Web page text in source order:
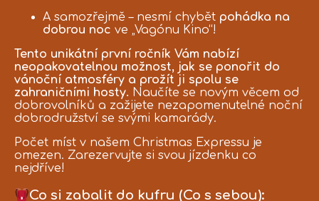
A samozřejmě – nesmí chybět pohádka na
dobrou noc ve „Vagónu Kino“!
Tento unikátní první ročník Vám nabízí
neopakovatelnou možnost, jak se ponořit do
vánoční atmosféry a prožít ji spolu se
zahraničními hosty. Naučíte se novým věcem od
dobrovolníků a zažijete nezapomenutelné noční
dobrodružství se svými kamarády.
Počet míst v našem Christmas Expressu je
omezen. Zarezervujte si svou jízdenku co
nejdříve!
Co si zabalit do kufru (Co s sebou):